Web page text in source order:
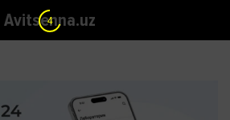
Avitsenna.uz
3